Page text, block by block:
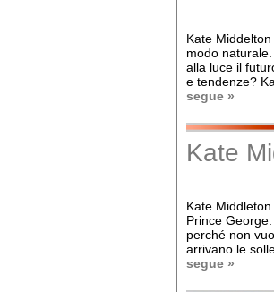
Kate
modo
alla luce il
e tendenze?
segue »
Kate
Kate
Prince
perché non
arrivano le
segue »